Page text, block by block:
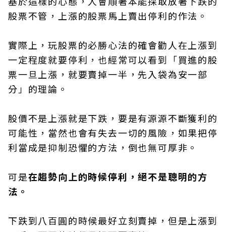
股票不管，上漲的股票馬上賣出停利的作法。
實際上，玩股票的必勝心法的確會勸人在上漲到
一定程度就要停利，也經常可以看到「買進的股
票一旦上漲，就要賣掉一半，先入袋為安一部
分」的理論。
股價不是上漲就是下跌，要是有源源不斷獲利的
可能性，當然也會有失去一切的風險，如果把停
利當成是抑制恐懼的方法，倒也無可厚非。
可是在趨勢向上的時候停利，絕不是聰明的方
法。
下跌到八百圓的時候最好立刻賣掉，但是上漲到